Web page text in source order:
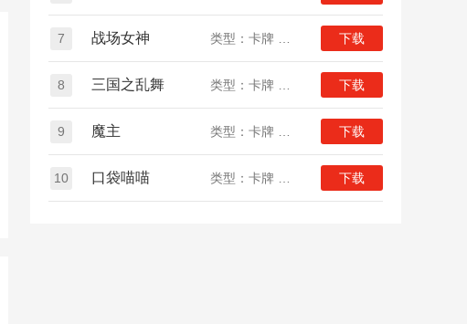
7 战场女神 下载
8 三国之乱舞 下载
9 魔主 下载
10 口袋喵喵 下载